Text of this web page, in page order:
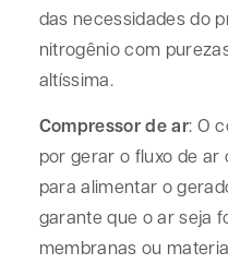
das necessidades do
nitrogênio com
altíssima.
Compressor de ar: O
por gerar o fluxo de
para alimentar o
garante que o ar seja
membranas ou